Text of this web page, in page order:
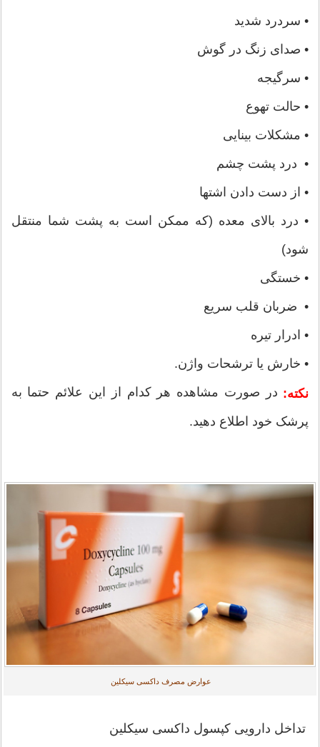
• سردرد شدید
• صدای زنگ در گوش
• سرگیجه
• حالت تهوع
• مشکلات بینایی
• درد پشت چشم
• از دست دادن اشتها
• درد بالای معده (که ممکن است به پشت شما منتقل
شود)
• خستگی
• ضربان قلب سریع
• ادرار تیره
• خارش یا ترشحات واژن.
نکته: در صورت مشاهده هر کدام از این علائم حتما به
پرشک خود اطلاع دهید.
عوارض مصرف داکسی سیکلین
تداخل دارویی کپسول داکسی سیکلین